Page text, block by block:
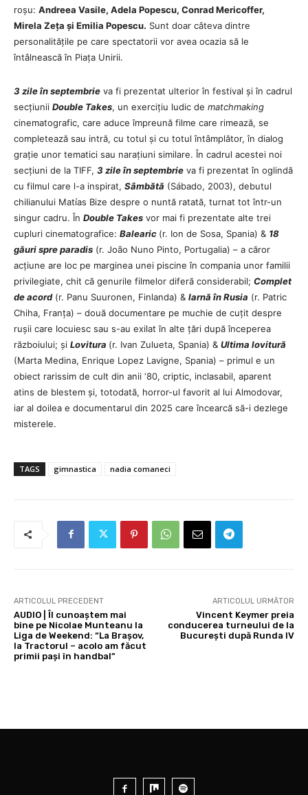
roșu: Andreea Vasile, Adela Popescu, Conrad Mericoffer,
Mirela Zeța și Emilia Popescu. Sunt doar câteva dintre
personalitățile pe care spectatorii vor avea ocazia să le
întâlnească în Piața Unirii.
3 zile în septembrie va fi prezentat ulterior în festival și în cadrul
secțiunii Double Takes, un exercițiu ludic de matchmaking
cinematografic, care aduce împreună filme care rimează, se
completează sau intră, cu totul și cu totul întâmplător, în dialog
grație unor tematici sau narațiuni similare. În cadrul acestei noi
secțiuni de la TIFF, 3 zile în septembrie va fi prezentat în oglindă
cu filmul care l-a inspirat, Sâmbătă (Sábado, 2003), debutul
chilianului Matías Bize despre o nuntă ratată, turnat tot într-un
singur cadru. În Double Takes vor mai fi prezentate alte trei
cupluri cinematografice: Balearic (r. Ion de Sosa, Spania) & 18
găuri spre paradis (r. João Nuno Pinto, Portugalia) – a căror
acțiune are loc pe marginea unei piscine în compania unor familii
privilegiate, chit că genurile filmelor diferă considerabil; Complet
de acord(r. Panu Suuronen, Finlanda) & Iarnă în Rusia (r. Patric
Chiha, Franța) – două documentare pe muchie de cuțit despre
rușii care locuiesc sau s-au exilat în alte țări după începerea
războiului; și Lovitura (r. Ivan Zulueta, Spania) & Ultima lovitură
(Marta Medina, Enrique Lopez Lavigne, Spania) – primul e un
obiect rarissim de cult din anii ‘80, criptic, inclasabil, aparent
atins de blestem și, totodată, horror-ul favorit al lui Almodovar,
iar al doilea e documentarul din 2025 care încearcă să-i dezlege
misterele.
TAGS gimnastica nadia comaneci
ARTICOLUL PRECEDENT
AUDIO | Îl cunoaștem mai
bine pe Nicolae Munteanu la
Liga de Weekend: “La Brașov,
la Tractorul – acolo am făcut
primii pași în handbal”
ARTICOLUL URMĂTOR
Vincent Keymer preia
conducerea turneului de la
București după Runda IV